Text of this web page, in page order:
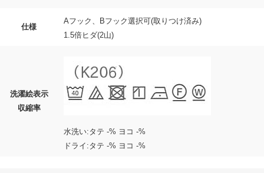
仕様
Aフック、Bフック選択可(取りつけ済み)
1.5倍ヒダ(2山)
洗濯絵表示
収縮率
水洗い:タテ -% ヨコ -%
ドライ:タテ -% ヨコ -%